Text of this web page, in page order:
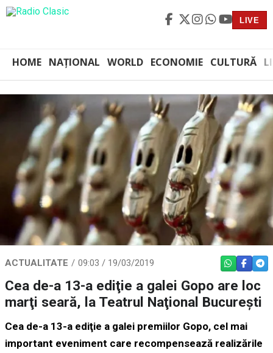
LIVE
HOME NAȚIONAL WORLD ECONOMIE CULTURĂ
ACTUALITATE 09:03 / 19/03/2019 WHATSAPP
Cea de-a 13-a ediţie a galei Gopo are loc
marţi seară, la Teatrul Naţional Bucureşti
Cea de-a 13-a ediţie a galei premiilor Gopo, cel mai
important eveniment care recompensează realizările